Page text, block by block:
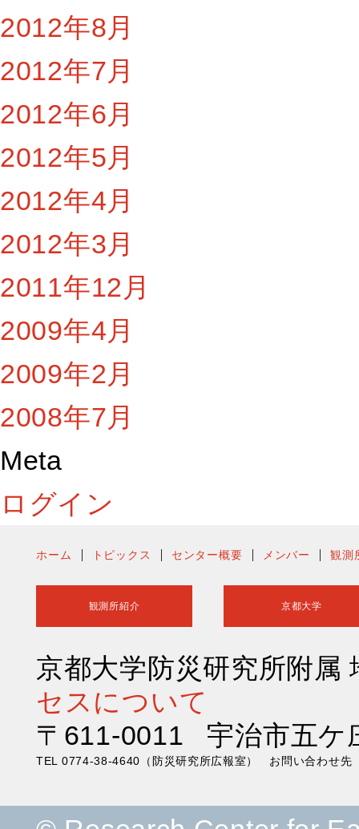
2012年8月
2012年7月
2012年6月
2012年5月
2012年4月
2012年3月
2011年12月
2009年4月
2009年2月
2008年7月
Meta
ログイン
ホーム トピックス センター概要 メンバー 観測
観測所紹介 京都大学
京都大学防災研究所附
セスについて
〒611-0011 宇治市五ケ
TEL 0774-38-4640（防災研究所広報室） お問い合わせ先